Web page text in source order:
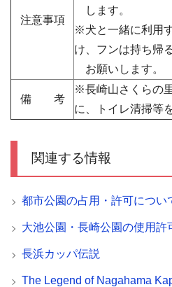
注意事項
します。
※犬と一緒に利用
け、フンは持ち帰
お願いします。
備 考
※長崎山さくらの
に、トイレ清掃等
関連する情報
都市公園の占用・許可につい
大池公園・長崎公園の使用許
長浜カッパ伝説
The Legend of Nagahama